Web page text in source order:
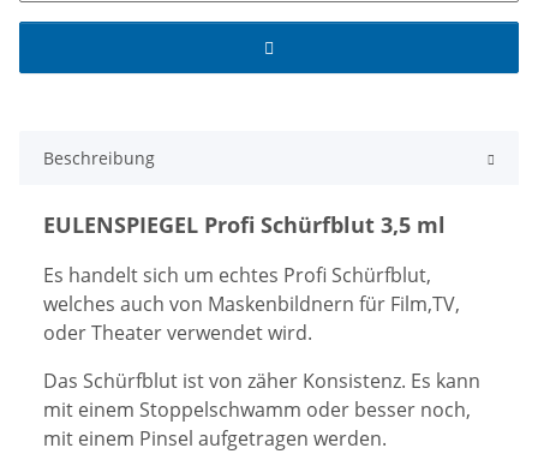
Beschreibung
EULENSPIEGEL Profi Schürfblut 3,5 ml
Es handelt sich um echtes Profi Schürfblut,
welches auch von Maskenbildnern für Film,TV,
oder Theater verwendet wird.
Das Schürfblut ist von zäher Konsistenz. Es kann
mit einem Stoppelschwamm oder besser noch,
mit einem Pinsel aufgetragen werden.